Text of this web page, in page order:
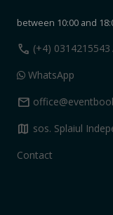
between 10:00 and
call (+4) 0314215543
WhatsApp
mail
map sos. Splaiul
Contact